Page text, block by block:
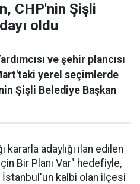
CHP'nin Şişli
oldu
ve şehir plancısı
yerel seçimlerde
Şişli Belediye Başkan
kararla adaylığı ilan edilen
Bir Planı Var" hedefiyle,
kalbi olan ilçesi